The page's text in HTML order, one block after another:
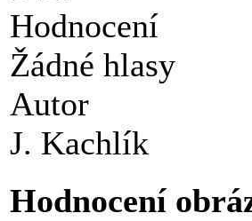
Hodnocení
Žádné hlasy
Autor
J. Kachlík
Hodnocení